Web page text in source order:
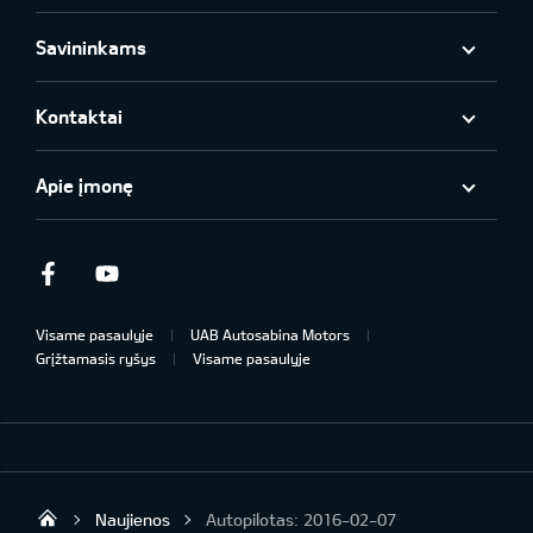
Savininkams
Kontaktai
Apie įmonę
Facebook
Visame pasaulyje
UAB Autosabina Motors
Grįžtamasis ryšys
Visame pasaulyje
Naujienos Autopilotas: 2016-02-07